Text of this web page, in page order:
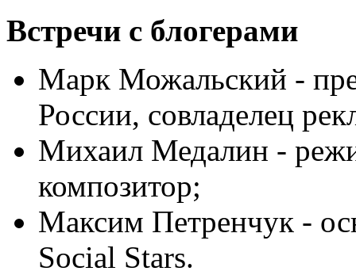
Встречи с блогерами
Марк Можальский -
России, совладелец
Михаил Медалин -
композитор;
Максим Петренчук -
Social Stars.